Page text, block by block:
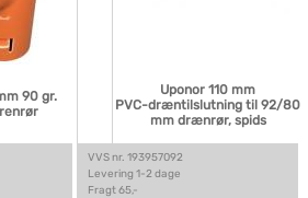
90 gr.
Uponor 110 mm
PVC-dræntilslutning til 92/80
mm drænrør, spids
VVS nr. 193957092
Levering 1-2 dage
Fragt 65,-